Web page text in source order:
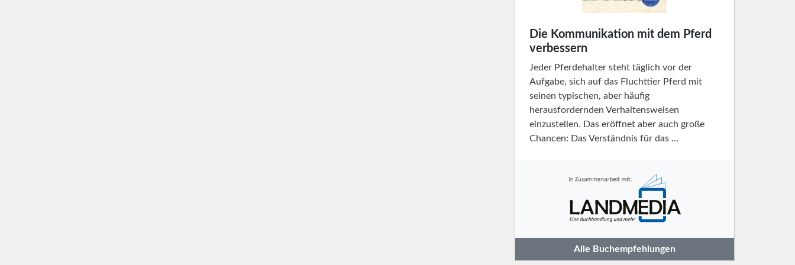
Die Kommunikation mit dem Pferd
verbessern
Jeder Pferdehalter steht täglich vor der
Aufgabe, sich auf das Fluchttier Pferd mit
seinen typischen, aber häufig
herausfordernden Verhaltensweisen
einzustellen. Das eröffnet aber auch große
Chancen: Das Verständnis für das …
Alle Buchempfehlungen